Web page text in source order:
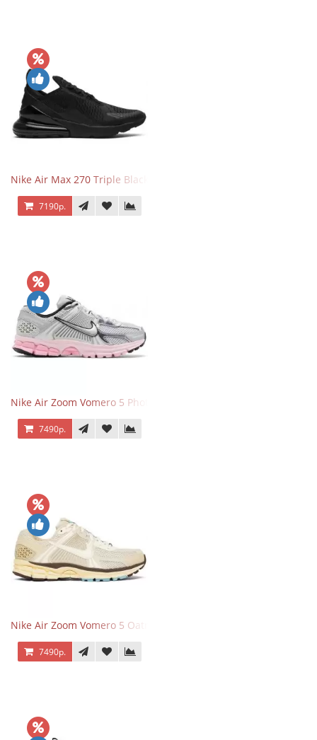
Nike Air Max 270 Triple Black
7190р.
Nike Air Zoom Vomero 5 Photon Dust Pink Foam
7490р.
Nike Air Zoom Vomero 5 Oatmeal
7490р.